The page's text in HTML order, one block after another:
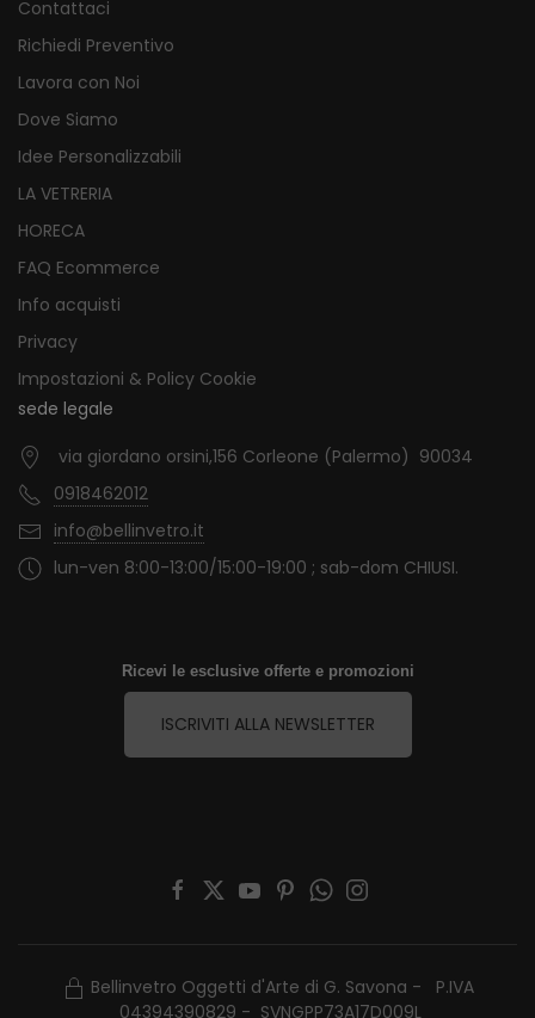
Contattaci
Richiedi Preventivo
Lavora con Noi
Dove Siamo
Idee Personalizzabili
LA VETRERIA
HORECA
FAQ Ecommerce
Info acquisti
Privacy
Impostazioni & Policy Cookie
sede legale
via giordano orsini,156 Corleone (Palermo) 90034
0918462012
info@bellinvetro.it
lun-ven 8:00-13:00/15:00-19:00 ; sab-dom CHIUSI.
Ricevi le esclusive offerte e promozioni
ISCRIVITI ALLA NEWSLETTER
Bellinvetro Oggetti d'Arte di G. Savona - P.IVA
04394390829 - SVNGPP73A17D009L